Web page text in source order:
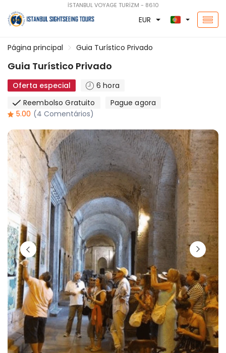
İSTANBUL VOYAGE TURİZM - 8610
EUR
Página principal Guia Turístico Privado
Guia Turístico Privado
Oferta especial
6 hora
Reembolso Gratuito
Pague agora
5.00 (4 Comentários)